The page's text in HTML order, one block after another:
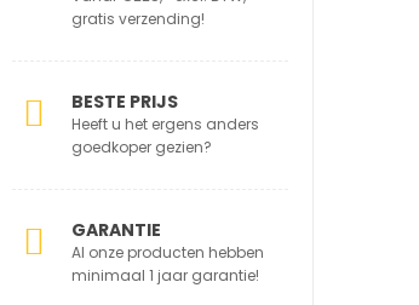
gratis verzending!
BESTE PRIJS
Heeft u het ergens anders
goedkoper gezien?
GARANTIE
Al onze producten hebben
minimaal 1 jaar garantie!